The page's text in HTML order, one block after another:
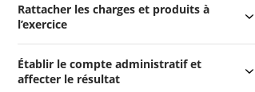
Rattacher les charges et produits à
l’exercice
Établir le compte administratif et
affecter le résultat